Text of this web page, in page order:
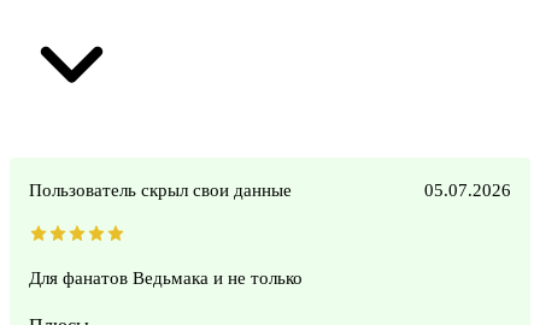
Пользователь скрыл свои данные 05.07.2026
Для фанатов Ведьмака и не только